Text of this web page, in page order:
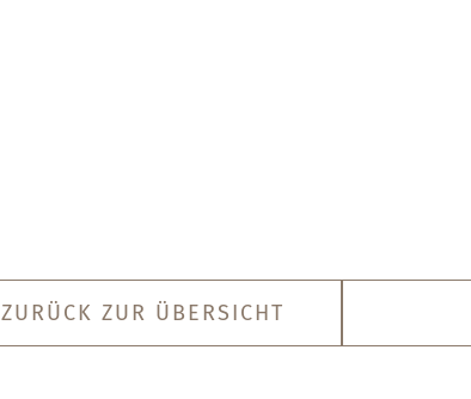
ZURÜCK ZUR ÜBERSICHT